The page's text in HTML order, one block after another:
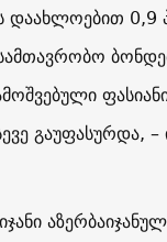
დაახლოებით 0,9
გაუფასურდა, –